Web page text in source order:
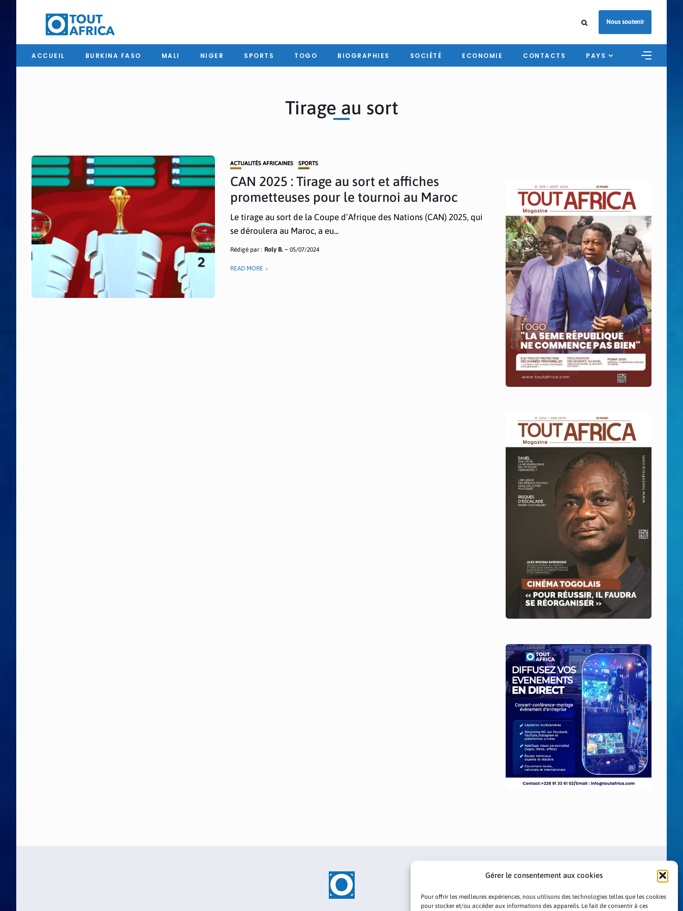
Gérer le consentement aux cookies
Pour offrir les meilleures expériences, nous utilisons des technologies telles que les cookies
pour stocker et/ou accéder aux informations des appareils. Le fait de consentir à ces
Nous soutenir
ACCUEIL BURKINA FASO MALI NIGER SPORTS TOGO BIOGRAPHIES SOCIÉTÉ ECONOMIE CONTACTS PAYS
Tirage au sort
ACTUALITÉS AFRICAINES SPORTS
CAN 2025 : Tirage au sort et affiches
prometteuses pour le tournoi au Maroc
Le tirage au sort de la Coupe d’Afrique des Nations (CAN) 2025, qui
se déroulera au Maroc, a eu...
Rédigé par : Roly B. 05/07/2024
READ MORE